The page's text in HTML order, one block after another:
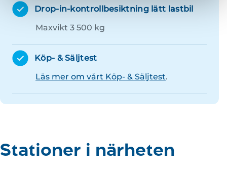
Drop-in-kontrollbesiktning lätt lastbil
Maxvikt 3 500 kg
Köp- & Säljtest
Läs mer om vårt Köp- & Säljtest.
Stationer i närheten